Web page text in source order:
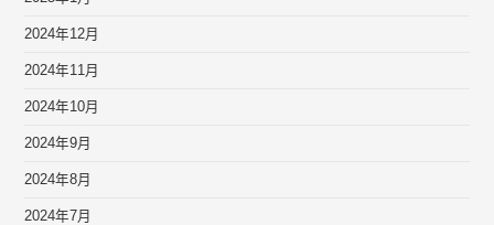
2024年12月
2024年11月
2024年10月
2024年9月
2024年8月
2024年7月